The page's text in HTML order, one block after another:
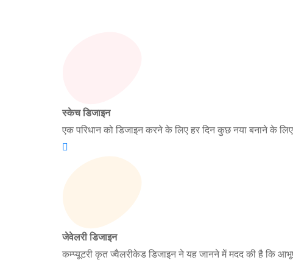
स्केच डिजाइन
एक परिधान को डिजाइन करने के लिए हर दिन कुछ नया बनाने के
जेवेलरी डिजाइन
कम्प्यूटरी कृत ज्वैलरीकेड डिजाइन ने यह जानने में मदद की है कि